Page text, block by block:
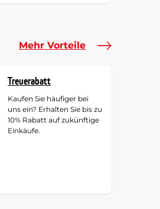
Mehr Vorteile
Treuerabatt
Kaufen Sie häufiger bei
uns ein? Erhalten Sie bis zu
10% Rabatt auf zukünftige
Einkäufe.